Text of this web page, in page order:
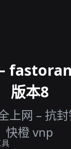
版本8
上网 – 抗
快橙 vnp